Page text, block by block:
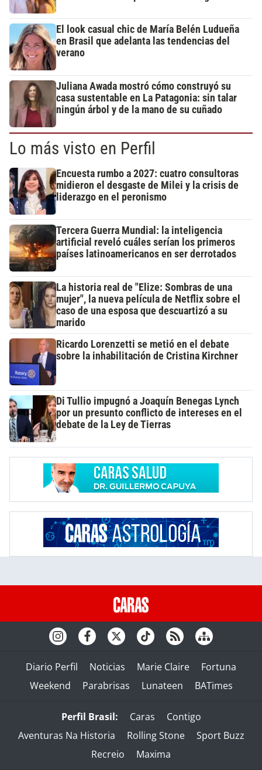
El look casual chic de María Belén Ludueña
en Brasil que adelanta las tendencias del
verano
Juliana Awada mostró cómo construyó su
casa sustentable en La Patagonia: sin talar
ningún árbol y de la mano de su cuñado
Lo más visto en Perfil
Encuesta rumbo a 2027: cuatro consultoras
midieron el desgaste de Milei y la crisis de
liderazgo en el peronismo
Tercera Guerra Mundial: la inteligencia
artificial reveló cuáles serían los primeros
países latinoamericanos en ser derrotados
La historia real de "Elize: Sombras de una
mujer", la nueva película de Netflix sobre el
caso de una esposa que descuartizó a su
marido
Ricardo Lorenzetti se metió en el debate
sobre la inhabilitación de Cristina Kirchner
Di Tullio impugnó a Joaquín Benegas Lynch
por un presunto conflicto de intereses en el
debate de la Ley de Tierras
Diario Perfil Noticias Marie Claire
Fortuna
Weekend
Parabrisas Lunateen BATimes
Perfil Brasil: Caras
Contigo
Aventuras Na Historia
Rolling Stone
Sport Buzz
Recreio
Maxima